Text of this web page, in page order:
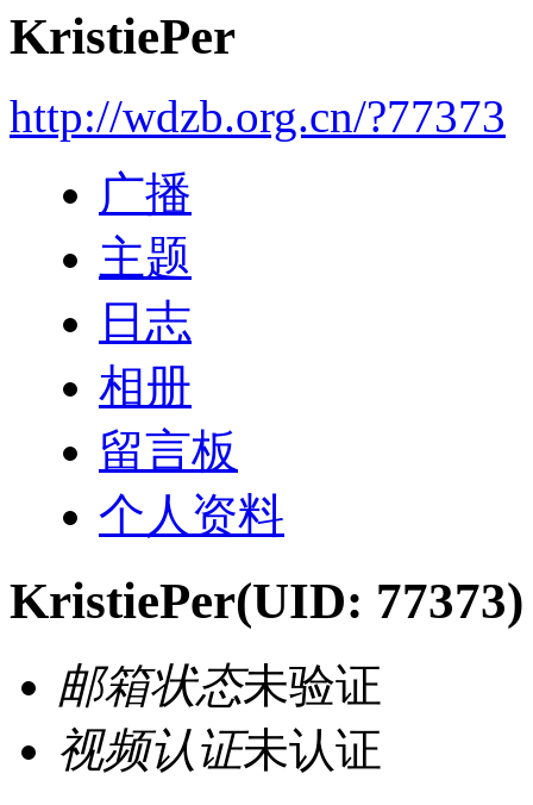
KristiePer
http://wdzb.org.cn/?77373
广播
主题
日志
相册
留言板
个人资料
KristiePer(UID: 77373)
邮箱状态未验证
视频认证未认证